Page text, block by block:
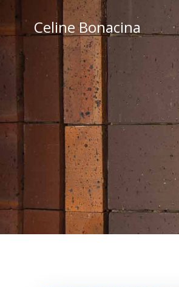
contenuCeline Bonacina